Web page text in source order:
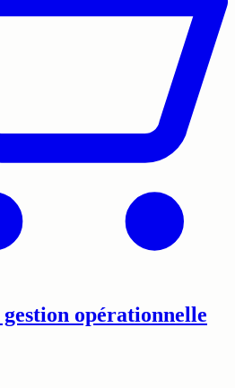
opérationnelle